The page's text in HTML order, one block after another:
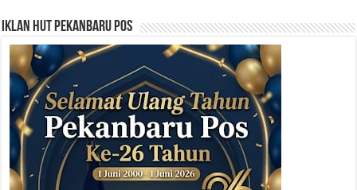
Iklan HUT Pekanbaru Pos